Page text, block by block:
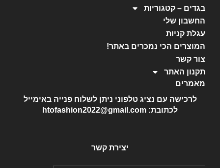
בגדים – קטגוריות
החשבון שלי
עגלת קניות
המוצרים הכי נמכרים באתר!
צור קשר
תקנון האתר
מאמרים
לרכישה עם נציג טלפוני ניתן לשלוח פנייה באימייל
לכתובת: htofashion2022@gmail.com
יצירת קשר